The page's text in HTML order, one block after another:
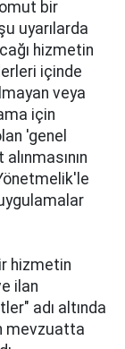
bir
uyarılarda
hizmetin
içinde
veya
için
'genel
hizmetin
ilan
adı altında
mevzuatta